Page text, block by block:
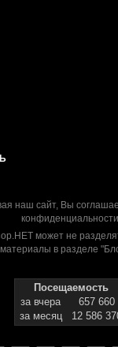
наш сайт, Вы
конфиденциальности
может не
в разделе
Посещаемость
за вчера
657 660
за месяц
12 586